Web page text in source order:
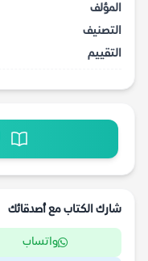
المؤلف
التصنيف
التقييم
شارك الكتاب مع أصدقائك
واتساب